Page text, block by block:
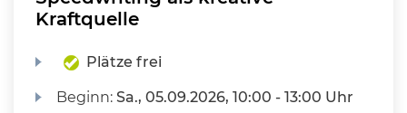
Kraftquelle
Plätze frei
Beginn:Sa., 05.09.2026, 10:00 - 13:00 Uhr